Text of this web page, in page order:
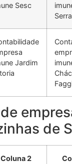
Sesc
Jardim
de
Coluna 2